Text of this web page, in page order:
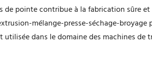
pointe contribue à la fabrication sûre
mélange-presse-séchage-
utilisée dans le domaine des machines